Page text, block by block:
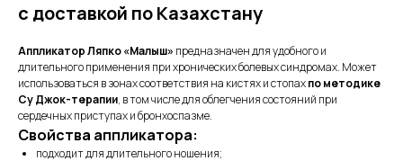
с доставкой по Казахстану
Аппликатор Ляпко «Малыш» предназначен для удобного и
длительного применения при хронических болевых синдромах. Может
использоваться в зонах соответствия на кистях и стопахпо методике
Су Джок-терапии, в том числе для облегчения состояний при
сердечных приступах и бронхоспазме.
Свойства аппликатора:
подходит для длительного ношения;